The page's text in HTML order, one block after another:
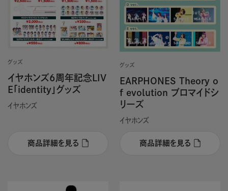
グッズ
イヤホンズ6周年記念LIV
E「identity」グッズ
イヤホンズ
商品詳細を見る
グッズ
EARPHONES Theory o
f evolution ブロマイドシ
リーズ
イヤホンズ
商品詳細を見る